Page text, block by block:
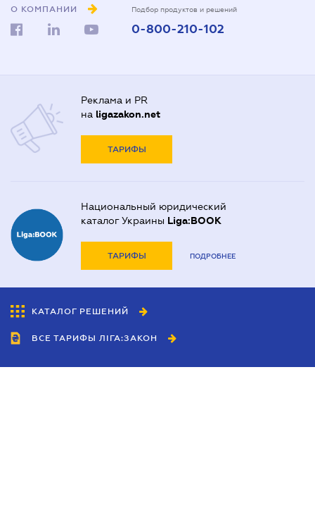
О КОМПАНИИ Подбор продуктов и решений
0-800-210-102
Реклама и PR
на ligazakon.net
ТАРИФЫ
Национальный юридический
каталог Украины Liga:BOOK
ТАРИФЫ ПОДРОБНЕЕ
КАТАЛОГ РЕШЕНИЙ
ВСЕ ТАРИФЫ ЛІГА:ЗАКОН